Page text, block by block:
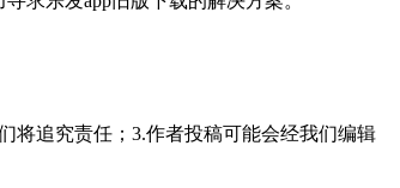
将追究责任；3.作者投稿可能会经我们编辑